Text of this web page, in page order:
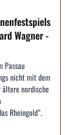
Wagner -
Passau
nicht mit dem
nordische
Rheingold“.